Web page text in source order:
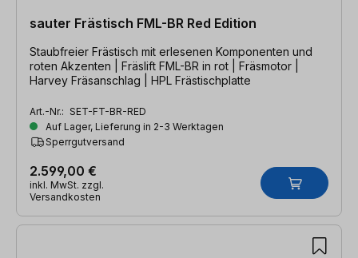
sauter Frästisch FML-BR Red Edition
Staubfreier Frästisch mit erlesenen Komponenten und
roten Akzenten | Fräslift FML-BR in rot | Fräsmotor |
Harvey Fräsanschlag | HPL Frästischplatte
Art.-Nr.: SET-FT-BR-RED
Auf Lager, Lieferung in 2-3 Werktagen
Sperrgutversand
2.599,00 €
inkl. MwSt. zzgl.
Versandkosten